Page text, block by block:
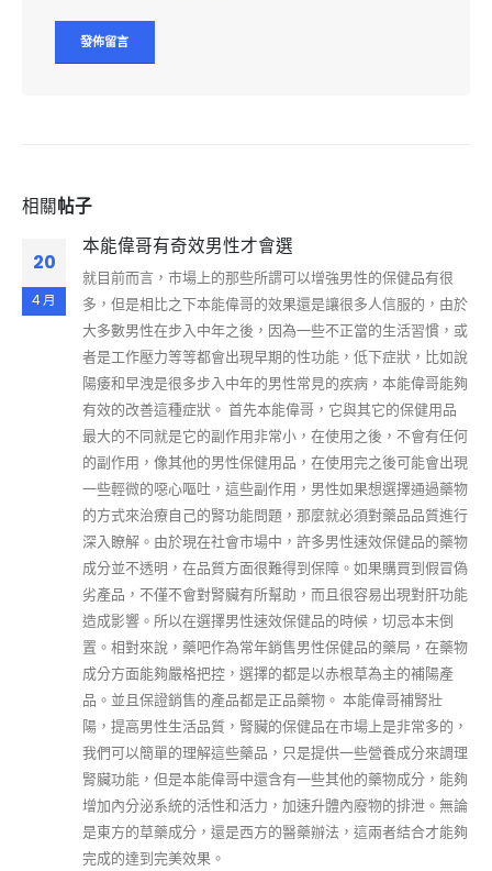
相關帖子
20
4 月
本能偉哥有奇效男性才會選
就目前而言，市場上的那些所謂可以增強男性的保健品有很
多，但是相比之下本能偉哥的效果還是讓很多人信服的，由於
大多數男性在步入中年之後，因為一些不正當的生活習慣，或
者是工作壓力等等都會出現早期的性功能，低下症狀，比如說
陽痿和早洩是很多步入中年的男性常見的疾病，本能偉哥能夠
有效的改善這種症狀。 首先本能偉哥，它與其它的保健用品
最大的不同就是它的副作用非常小，在使用之後，不會有任何
的副作用，像其他的男性保健用品，在使用完之後可能會出現
一些輕微的噁心嘔吐，這些副作用，男性如果想選擇通過藥物
的方式來治療自己的腎功能問題，那麼就必須對藥品品質進行
深入瞭解。由於現在社會市場中，許多男性速效保健品的藥物
成分並不透明，在品質方面很難得到保障。如果購買到假冒偽
劣產品，不僅不會對腎臟有所幫助，而且很容易出現對肝功能
造成影響。所以在選擇男性速效保健品的時候，切忌本末倒
置。相對來說，藥吧作為常年銷售男性保健品的藥局，在藥物
成分方面能夠嚴格把控，選擇的都是以赤根草為主的補陽產
品。並且保證銷售的產品都是正品藥物。 本能偉哥補腎壯
陽，提高男性生活品質，腎臟的保健品在市場上是非常多的，
我們可以簡單的理解這些藥品，只是提供一些營養成分來調理
腎臟功能，但是本能偉哥中還含有一些其他的藥物成分，能夠
增加內分泌系統的活性和活力，加速升體內廢物的排泄。無論
是東方的草藥成分，還是西方的醫藥辦法，這兩者結合才能夠
完成的達到完美效果。